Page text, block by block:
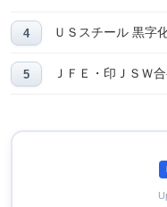
ＵＳスチール 黒
ＪＦＥ・印ＪＳＷ